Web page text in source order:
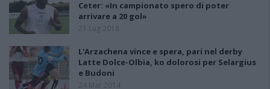
Ceter: «In campionato spero di poter
arrivare a 20 gol»
21 Lug 2018
L'Arzachena vince e spera, pari nel derby
Latte Dolce-Olbia, ko dolorosi per Selargius
e Budoni
24 Mar 2014